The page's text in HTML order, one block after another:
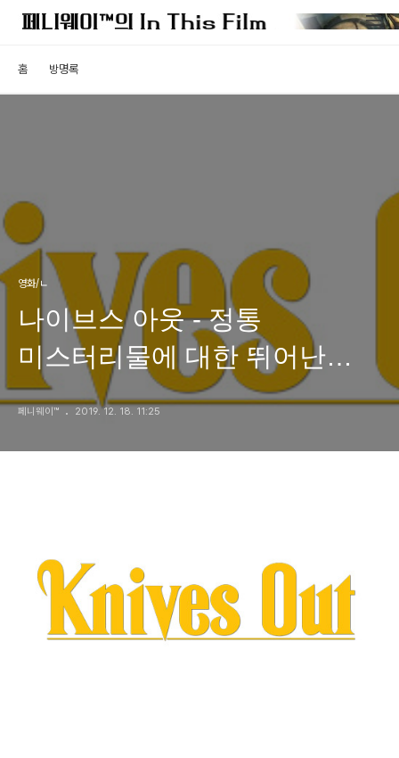
홈 방명록
영화/ㄴ
나이브스 아웃 - 정통
미스터리물에 대한 뛰어난
헌정작
페니웨이™ 2019. 12. 18. 11:25